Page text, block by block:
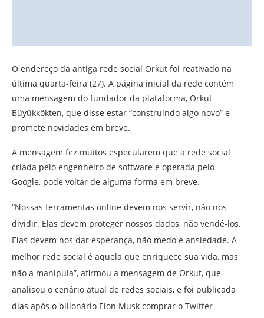
O endereço da antiga rede social Orkut foi reativado na
última quarta-feira (27). A página inicial da rede contém
uma mensagem do fundador da plataforma, Orkut
Büyükkökten, que disse estar “construindo algo novo” e
promete novidades em breve.
A mensagem fez muitos especularem que a rede social
criada pelo engenheiro de software e operada pelo
Google, pode voltar de alguma forma em breve.
“Nossas ferramentas online devem nos servir, não nos
dividir. Elas devem proteger nossos dados, não vendê-los.
Elas devem nos dar esperança, não medo e ansiedade. A
melhor rede social é aquela que enriquece sua vida, mas
não a manipula”, afirmou a mensagem de Orkut, que
analisou o cenário atual de redes sociais, e foi publicada
dias após o bilionário Elon Musk comprar o Twitter